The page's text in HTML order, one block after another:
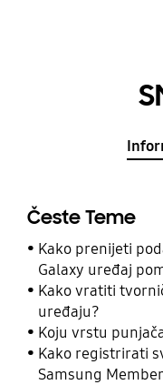
Česte Teme
Kako prenijeti
Galaxy uređaj
Kako vratiti
uređaju?
Koju vrstu
Kako registrirati
Samsung